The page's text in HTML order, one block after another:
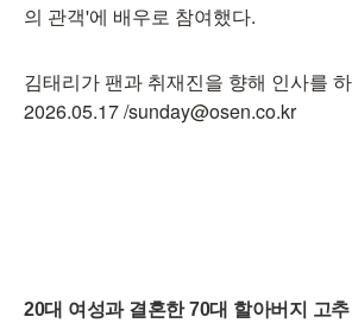
의 관객'에 배우로 참여했다.
김태리가 팬과 취재진을 향해 인사를
2026.05.17 /sunday@osen.co.kr